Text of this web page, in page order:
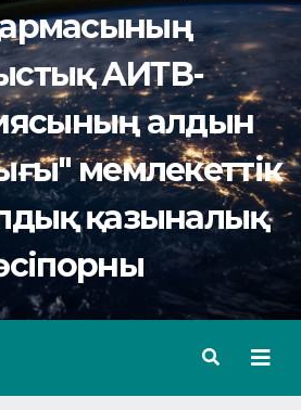
АИТВ-
алдын
мемлекеттік
қазыналық